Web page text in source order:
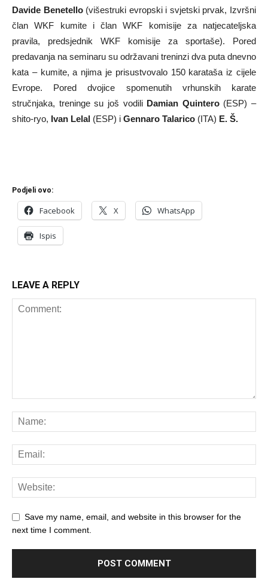
Davide Benetello(višestruki evropski i svjetski prvak, Izvršni
član WKF kumite i član WKF komisije za natjecateljska
pravila, predsjednik WKF komisije za sportaše). Pored
predavanja na seminaru su održavani treninzi dva puta dnevno
kata – kumite, a njima je prisustvovalo 150 karataša iz cijele
Evrope. Pored dvojice spomenutih vrhunskih karate
stručnjaka, treninge su još vodili Damian Quintero(ESP) –
shito-ryo, Ivan Lelal (ESP) i Gennaro Talarico (ITA) E. Š.
Podjeli ovo:
Facebook X WhatsApp
Ispis
LEAVE A REPLY
Save my name, email, and website in this browser for the
next time I comment.